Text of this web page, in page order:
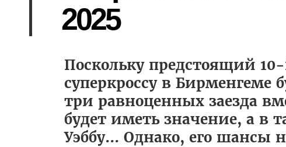
2025
Поскольку предстоящий
суперкроссу в Бирменгеме
три равноценных заезда
будет иметь значение, а в
Уэббу... Однако, его шансы